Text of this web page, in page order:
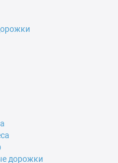
дорожки